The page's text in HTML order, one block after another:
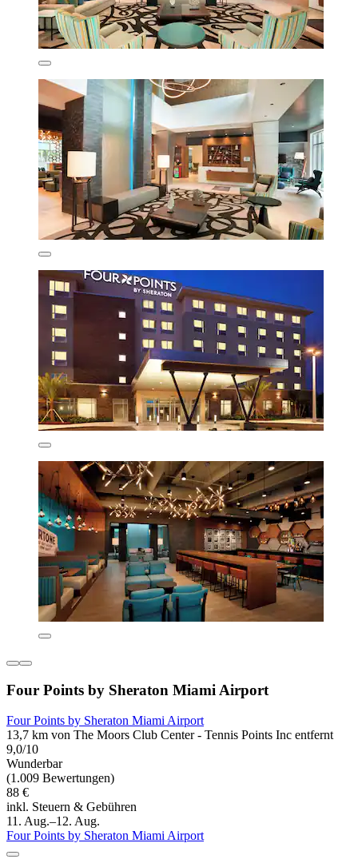
Four Points by Sheraton Miami Airport
Four Points by Sheraton Miami Airport
13,7 km von The Moors Club Center - Tennis Points Inc entfernt
9,0/10
Wunderbar
(1.009 Bewertungen)
88 €
inkl. Steuern & Gebühren
11. Aug.–12. Aug.
Four Points by Sheraton Miami Airport